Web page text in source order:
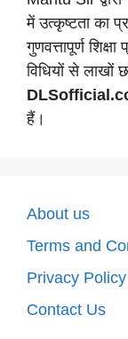
में उत्कृष्टता का
गुणवत्तापूर्ण
विधियों से लाखों
हैं।
About us
Terms and
Privacy Policy
Contact Us